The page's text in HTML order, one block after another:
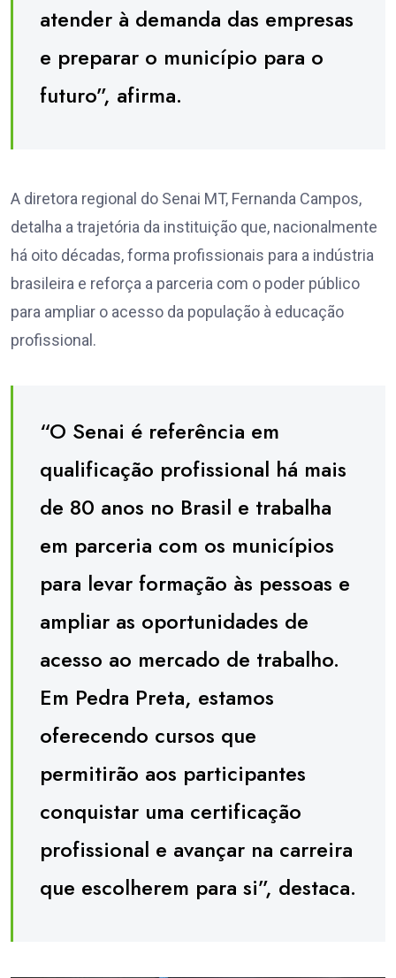
atender à demanda das empresas
e preparar o município para o
futuro”, afirma.
A diretora regional do Senai MT, Fernanda Campos,
detalha a trajetória da instituição que, nacionalmente
há oito décadas, forma profissionais para a indústria
brasileira e reforça a parceria com o poder público
para ampliar o acesso da população à educação
profissional.
“O Senai é referência em
qualificação profissional há mais
de 80 anos no Brasil e trabalha
em parceria com os municípios
para levar formação às pessoas e
ampliar as oportunidades de
acesso ao mercado de trabalho.
Em Pedra Preta, estamos
oferecendo cursos que
permitirão aos participantes
conquistar uma certificação
profissional e avançar na carreira
que escolherem para si”, destaca.